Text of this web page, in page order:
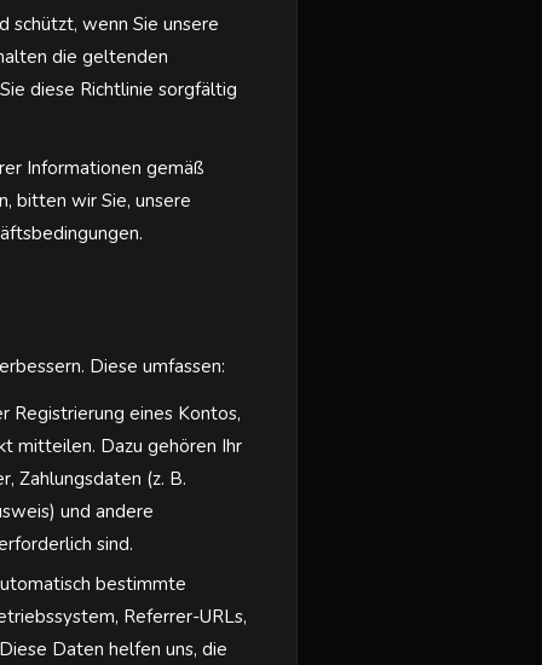
schützt, wenn Sie unsere
die geltenden
diese Richtlinie sorgfältig
Informationen gemäß
bitten wir Sie, unsere
Diese umfassen:
Registrierung eines Kontos,
mitteilen. Dazu gehören Ihr
Zahlungsdaten (z. B.
und andere
sind.
bestimmte
Referrer-URLs,
Daten helfen uns, die